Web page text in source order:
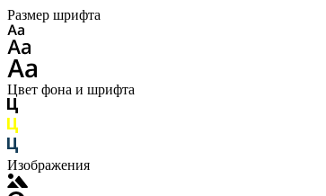
Размер шрифта
Цвет фона и шрифта
Изображения